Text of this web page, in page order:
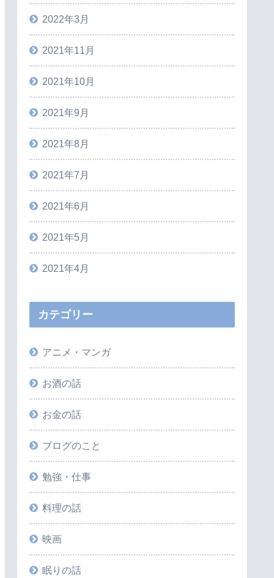
2022年3月
2021年11月
2021年10月
2021年9月
2021年8月
2021年7月
2021年6月
2021年5月
2021年4月
カテゴリー
アニメ・マンガ
お酒の話
お金の話
ブログのこと
勉強・仕事
料理の話
映画
眠りの話